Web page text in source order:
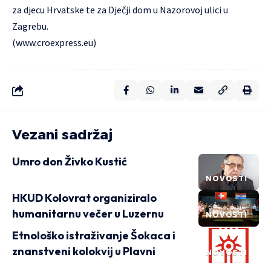
za djecu Hrvatske te za Dječji dom u Nazorovoj ulici u
Zagrebu.
(www.croexpress.eu)
Vezani sadržaj
NOVOSTI
Umro don Živko Kustić
NOVOSTI
HKUD Kolovrat organiziralo
humanitarnu večer u Luzernu
NOVOSTI
Etnološko istraživanje Šokaca i
znanstveni kolokvij u Plavni